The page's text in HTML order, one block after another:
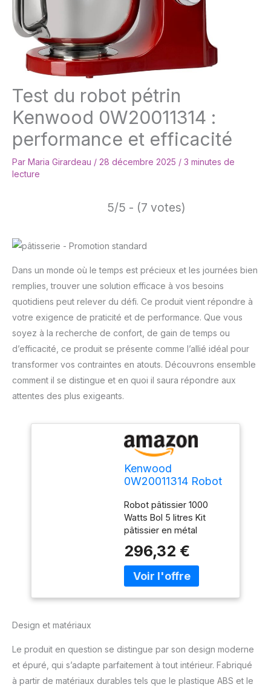
Test du robot pétrin
Kenwood 0W20011314 :
performance et efficacité
Par Maria Girardeau / 28 décembre 2025 / 3 minutes de
lecture
5/5 - (7 votes)
Dans un monde où le temps est précieux et les journées bien
remplies, trouver une solution efficace à vos besoins
quotidiens peut relever du défi. Ce produit vient répondre à
votre exigence de praticité et de performance. Que vous
soyez à la recherche de confort, de gain de temps ou
d’efficacité, ce produit se présente comme l’allié idéal pour
transformer vos contraintes en atouts. Découvrons ensemble
comment il se distingue et en quoi il saura répondre aux
attentes des plus exigeants.
Kenwood
0W20011314 Robot
1000 W Acier
Plastique
Robot pâtissier 1000
Watts Bol 5 litres Kit
pâtissier en métal
296,32 €
Design et matériaux
Le produit en question se distingue par son design moderne
et épuré, qui s’adapte parfaitement à tout intérieur. Fabriqué
à partir de matériaux durables tels que le plastique ABS et le